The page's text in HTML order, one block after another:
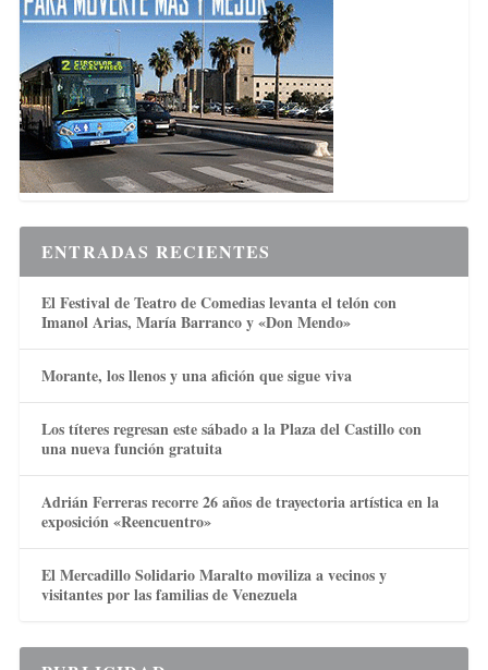
ENTRADAS RECIENTES
El Festival de Teatro de Comedias levanta el telón con
Imanol Arias, María Barranco y «Don Mendo»
Morante, los llenos y una afición que sigue viva
Los títeres regresan este sábado a la Plaza del Castillo con
una nueva función gratuita
Adrián Ferreras recorre 26 años de trayectoria artística en la
exposición «Reencuentro»
El Mercadillo Solidario Maralto moviliza a vecinos y
visitantes por las familias de Venezuela